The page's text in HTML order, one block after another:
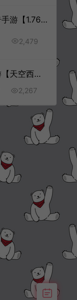
战神引擎传奇手游【1.76追忆战神终极】4月最新整理Win一键服务端+GM后台+安卓苹果双端+详细搭建教程
2,479
大话回合手游【天空西游之阳光西游】10月最新整理Linux手工服务端+全套源码+管理后台+安卓+详细搭建教程+视频教程
2,267